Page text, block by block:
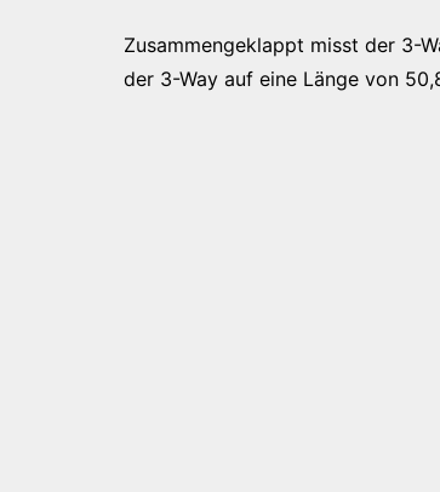
Zusammengeklappt misst der 3-
der 3-Way auf eine Länge von